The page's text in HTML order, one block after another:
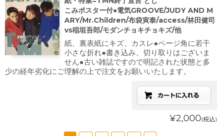
こみポスター付●電気GROOVE/JUDY AND M
ARY/Mr.Children/布袋寅泰/access/林田健司
vs稲垣吾郎/モダンチョキチョキズ/他
紙、裏表紙にキズ、カスレ●ページ角に若干
小さな折れ●書き込み、切り取りはございま
せん●古い雑誌ですので明記された状態と多
少の経年劣化にご理解の上で注文をお願いいたします。
¥2,000(税込)